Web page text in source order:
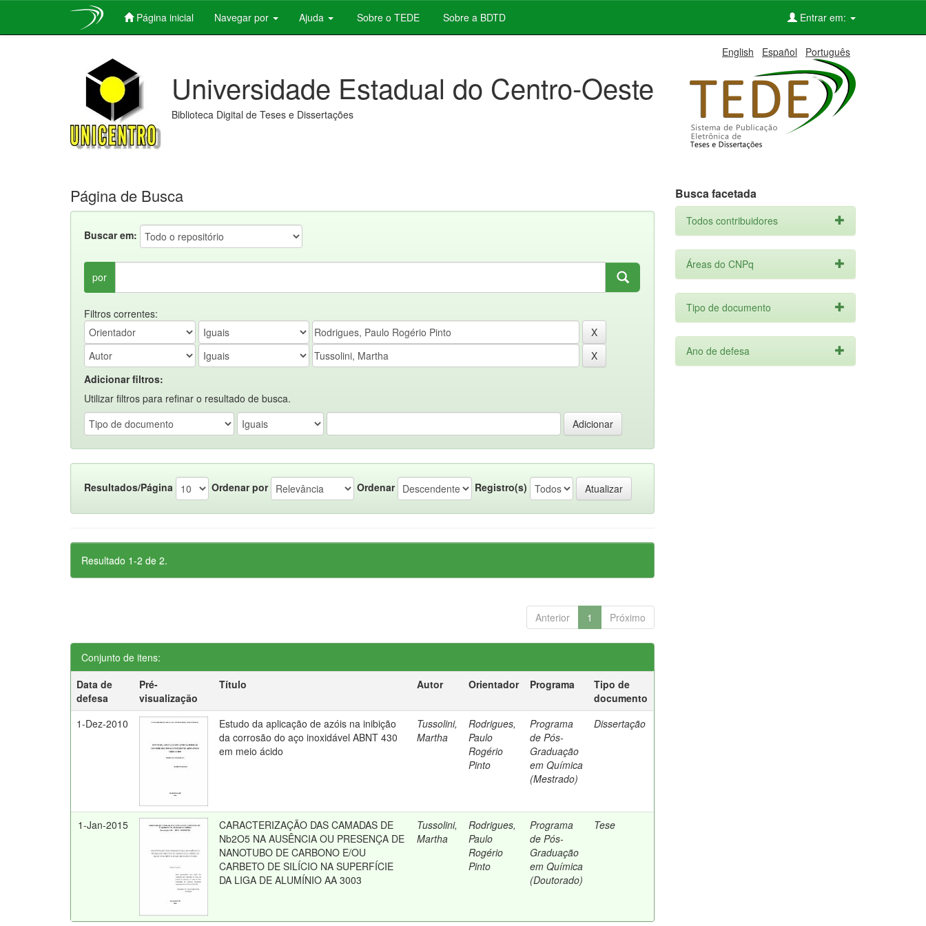
Página inicial Navegar por Ajuda Sobre o TEDE Sobre a BDTD Entrar em:
English Español Português
Universidade Estadual do Centro-Oeste
Biblioteca Digital de Teses e Dissertações
Página de Busca
Buscar em:
por
Filtros correntes:
Adicionar filtros:
Utilizar filtros para refinar o resultado de busca.
Resultados/Página Ordenar por Ordenar Registro(s)
Resultado 1-2 de 2.
Anterior 1 Próximo
Conjunto de itens:
Data de
defesa
Pré-
visualização
Título Autor Orientador Programa
Tipo de
documento
1-Dez-2010
Estudo da aplicação de azóis na inibição
da corrosão do aço inoxidável ABNT 430
em meio ácido
Tussolini,
Martha
Rodrigues,
Paulo
Rogério
Pinto
Programa
de Pós-
Graduação
em Química
(Mestrado)
Dissertação
1-Jan-2015
CARACTERIZAÇÃO DAS CAMADAS DE
Nb2O5 NA AUSÊNCIA OU PRESENÇA DE
NANOTUBO DE CARBONO E/OU
CARBETO DE SILÍCIO NA SUPERFÍCIE
DA LIGA DE ALUMÍNIO AA 3003
Tussolini,
Martha
Rodrigues,
Paulo
Rogério
Pinto
Programa
de Pós-
Graduação
em Química
(Doutorado)
Tese
Busca facetada
Todos contribuidores
Áreas do CNPq
Tipo de documento
Ano de defesa